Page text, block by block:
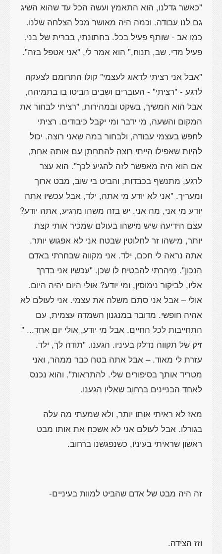
"כאשר גדלנו, הוא התאמץ ועשה הכל עד שהוא השיג
גם לנו עבודה. וכמה היה מאושר מכל הצלחה שלנו.
כמו אב - שותף פעיל בכל. בחתונתי, בברית של בני.
פעיל מדי. שב, תנוח," הוא אמר לי, "אני אטפל בזה".
"אבל אני רציתי לדאוג לעצמי" קולו התרומם לצעקה
לרגע - "רציתי" - העוברים ושבים הביטו בו בתמיהה,
אבל הוא המשיך, בשקט ובמהירות, "רציתי לבחור את
המקום והשעה, מי ידבר ומי יקבל כיבודים. רציתי
לחפש בעצמי עבודה, ולבחור במה שאני רוצה. יכול
להיות שאפילו הייתי רוצה להתחתן עם אותה אחת,
אם הוא היה מאפשר לזה להגיע לכך". הוא עצר
לרגע, מתנשף בכבדות, והביט בי שוב, מבט ארוך
ומעריך. "אני לא יודע מי אתה, ילד, אבל עכשיו אתה
יודע מי אני, מה אני. יש בזה משהו מרגיע, אתה יודע?
עצם הידיעה שיש מישהו בעולם שמכיר אותי קצת
יותר, מישהו זר לחלוטין שבטח אני לא אפגוש יותר.
אתה נראה לי חכם, ילד. אני מקווה שבחרתי באדם
הנכון". מיהרתי להבטיח לו שכן. "עכשיו אני בדרך
אליו, לביקור נימוסין, ומי יודע? אולי היום יהיה היום.
אולי – אבל אני סתם משלה את עצמי. אני לעולם לא
אהיה חופשי. מדובר במנגנון השמדה עצמית, עם
התחייבות לכל החיים. אבל מי יודע, אולי יום אחד... "
זיק של תקווה נדלק בעיניו. הגענו. "תודה לך, ילד.
עזרת לי מאוד. – אבל אתה בטח כבר ממהר, ואני
מטריד אותך בסיפורים שלי. להתראות". והוא נכנס
לאחד הבניינים ברחוב שאליו הגענו.
מאז לא ראיתי אותו יותר, ולא שמעתי מה עלה
בגורלו. אבל לעולם אני לא אשכח את אותו מבט
ראשון שראיתי בעיניו, כשנפגשנו ברחוב.
זה היה מבט של אדם שהביט למוות בעיניים-
וזז הצידה.